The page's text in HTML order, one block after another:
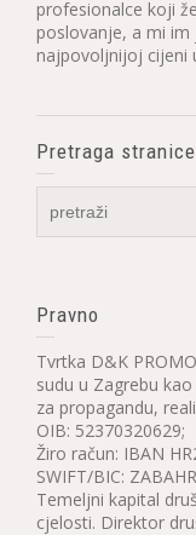
profesionalce koji
poslovanje, a mi
najpovoljnijoj cijeni
Pretraga stranice
Pravno
Tvrtka D&K
sudu u Zagrebu
za propagandu,
OIB: 52370320629;
Žiro račun: IBAN
SWIFT/BIC:
Temeljni kapital
cjelosti. Direktor